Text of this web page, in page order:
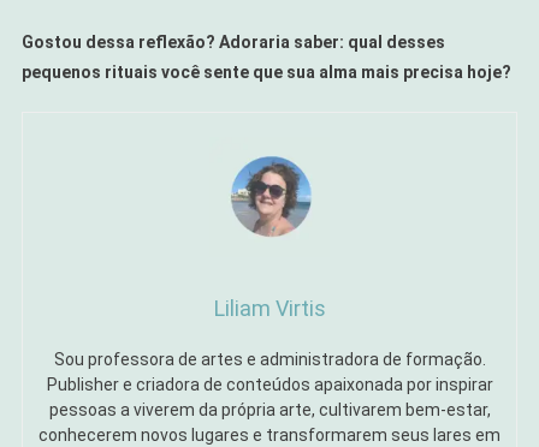
Gostou dessa reflexão? Adoraria saber: qual desses
pequenos rituais você sente que sua alma mais precisa hoje?
Liliam Virtis
Sou professora de artes e administradora de formação.
Publisher e criadora de conteúdos apaixonada por inspirar
pessoas a viverem da própria arte, cultivarem bem-estar,
conhecerem novos lugares e transformarem seus lares em